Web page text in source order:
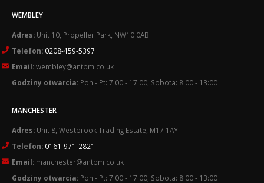
WEMBLEY
Adres: Unit 10, Propeller Park, NW10 0AB
Telefon: 0208-459-5397
Email:wembley@antbm.co.uk
Godziny otwarcia: Pon - Pt: 7:00 - 17:00; Sobota: 8:00 - 13:00
MANCHESTER
Adres: Unit 8, Westbrook Trading Estate, M17 1AY
Telefon: 0161-971-2821
Email: manchester@antbm.co.uk
Godziny otwarcia: Pon - Pt: 7:00 - 17:00; Sobota: 8:00 - 13:00